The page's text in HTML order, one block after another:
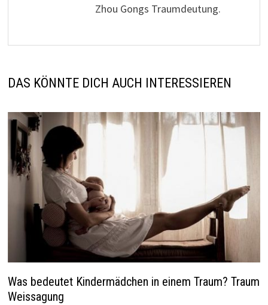
Zhou Gongs Traumdeutung.
DAS KÖNNTE DICH AUCH INTERESSIEREN
Was bedeutet Kindermädchen in einem Traum? Traum
Weissagung